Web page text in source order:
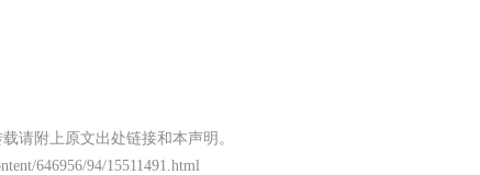
请附上原文出处链接和本声明。
646956/94/15511491.html